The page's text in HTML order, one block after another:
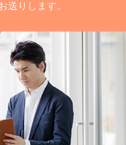
送りします。